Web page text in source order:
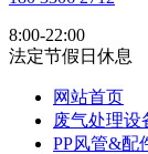
8:00-22:00
法定节假日休息
网站首页
废气处理设
PP风管&配